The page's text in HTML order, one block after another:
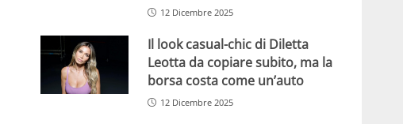
12 Dicembre 2025
Il look casual-chic di Diletta
Leotta da copiare subito, ma la
borsa costa come un’auto
12 Dicembre 2025